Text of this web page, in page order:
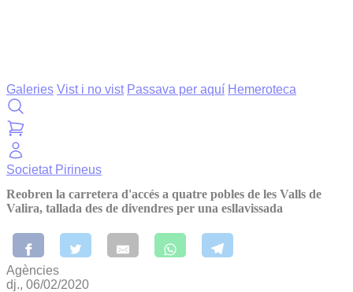
Galeries Vist i no vist Passava per aquí Hemeroteca
Societat Pirineus
Reobren la carretera d'accés a quatre pobles de les Valls de
Valira, tallada des de divendres per una esllavissada
Agències
dj., 06/02/2020